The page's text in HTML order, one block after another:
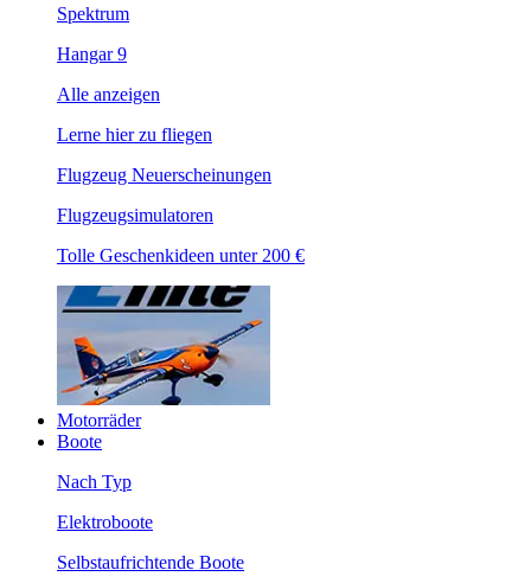
Spektrum
Hangar 9
Alle anzeigen
Lerne hier zu fliegen
Flugzeug Neuerscheinungen
Flugzeugsimulatoren
Tolle Geschenkideen unter 200 €
Motorräder
Boote
Nach Typ
Elektroboote
Selbstaufrichtende Boote